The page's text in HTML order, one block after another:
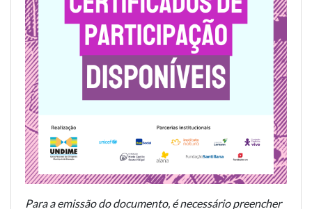
Para a emissão do documento, é necessário preencher